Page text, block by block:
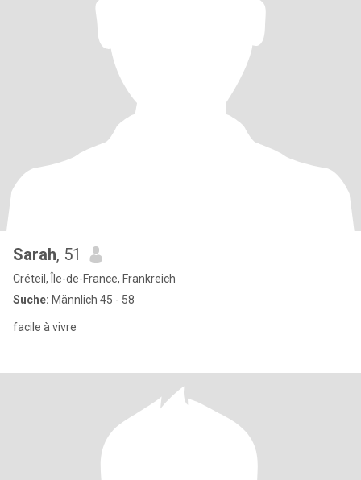
Sarah, 51
Créteil, Île-de-France, Frankreich
Suche: Männlich 45 - 58
facile à vivre